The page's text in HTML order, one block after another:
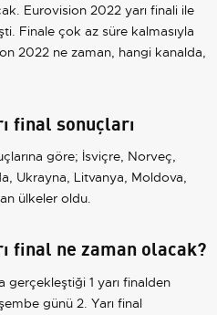
Eurovision 2022 yarı finali ile
Finale çok az süre kalmasıyla
2022 ne zaman, hangi kanalda,
final sonuçları
göre; İsviçre, Norveç,
Ukrayna, Litvanya, Moldova,
ülkeler oldu.
final ne zaman olacak?
gerçekleştiği 1 yarı finalden
günü 2. Yarı final